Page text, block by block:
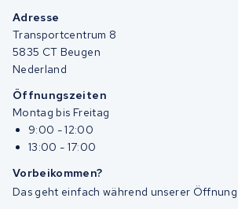
Adresse
Transportcentrum 8
5835 CT Beugen
Nederland
Öffnungszeiten
Montag bis Freitag
9:00 - 12:00
13:00 - 17:00
Vorbeikommen?
Das geht einfach während unserer